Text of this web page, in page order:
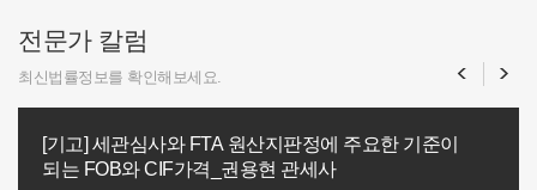
전문가 칼럼
최신법률정보를 확인해보세요. <
[기고] 세관심사와 FTA 원산지판정에 주요한 기준이
되는 FOB와 CIF가격_권용현 관세사
>